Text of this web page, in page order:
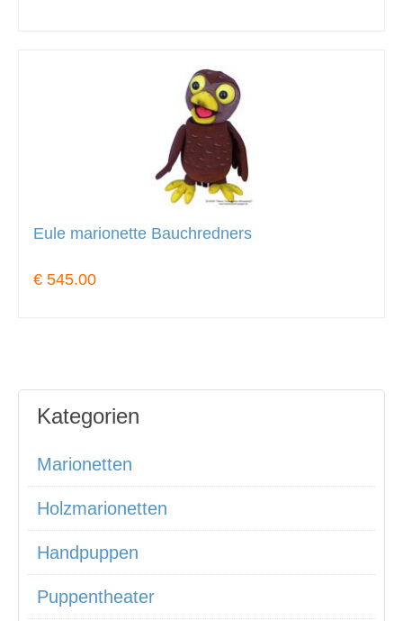
Eule marionette Bauchredners
€ 545.00
Kategorien
Marionetten
Holzmarionetten
Handpuppen
Puppentheater